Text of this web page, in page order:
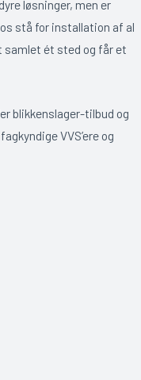
løsninger, men er
stå for installation af al
samlet ét sted og får et
blikkenslager-tilbud og
VVS’ere og